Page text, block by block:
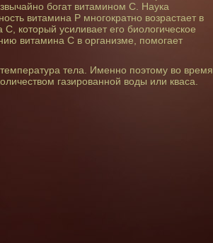
богат витамином С. Наука
витамина Р многократно возрастает в
С, который усиливает его биологическое
витамина С в организме, помогает
тела. Именно поэтому во время
газированной воды или кваса.